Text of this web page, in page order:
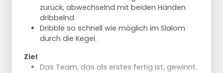
zurück, abwechselnd mit beiden Händen
dribbelnd.
Dribble so schnell wie möglich im Slalom
durch die Kegel.
Ziel
Das Team, das als erstes fertig ist, gewinnt.